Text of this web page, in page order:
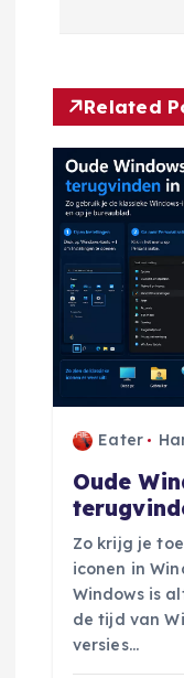
t
n
a
v
g
a
Related
Eater
Oude
Zo krijg je
iconen in
Windows is
de tijd van
versies…